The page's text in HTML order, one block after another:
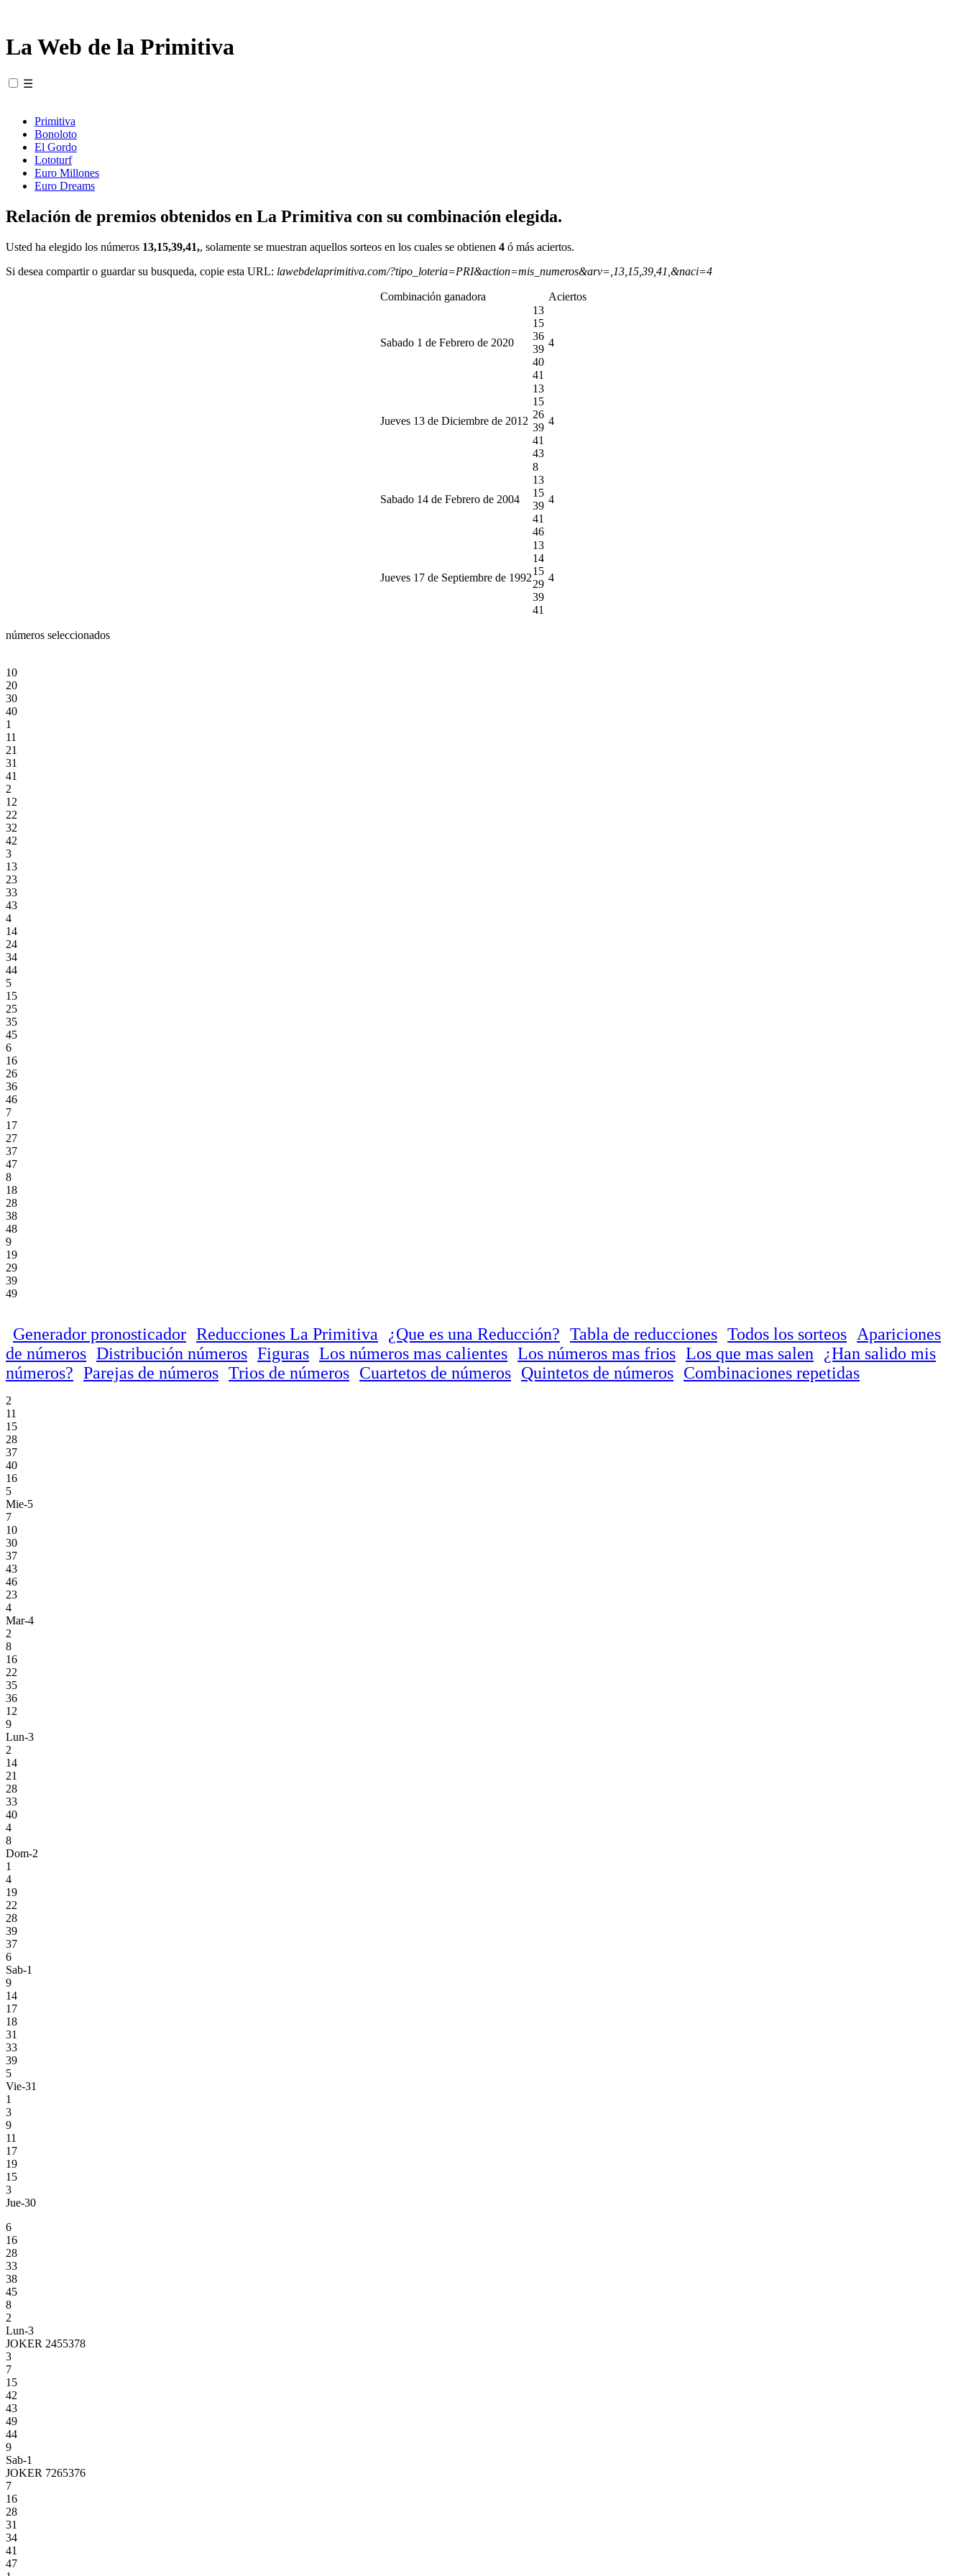
La Web de la Primitiva
☰
Primitiva
Bonoloto
El Gordo
Lototurf
Euro Millones
Euro Dreams
Relación de premios obtenidos en La Primitiva con su combinación elegida.
Usted ha elegido los números 13,15,39,41,, solamente se muestran aquellos sorteos en los cuales se obtienen 4 ó más aciertos.
Si desea compartir o guardar su busqueda, copie esta URL: lawebdelaprimitiva.com/?tipo_loteria=PRI&action=mis_numeros&arv=,13,15,39,41,&naci=4
Combinación ganadora Aciertos
Sabado 1 de Febrero de 2020
13
15
36
39
40
41
4
Jueves 13 de Diciembre de 2012
13
15
26
39
41
43
4
Sabado 14 de Febrero de 2004
8
13
15
39
41
46
4
Jueves 17 de Septiembre de 1992
13
14
15
29
39
41
4
números seleccionados
10
20
30
40
1
11
21
31
41
2
12
22
32
42
3
13
23
33
43
4
14
24
34
44
5
15
25
35
45
6
16
26
36
46
7
17
27
37
47
8
18
28
38
48
9
19
29
39
49
Generador pronosticador Reducciones La Primitiva ¿Que es una Reducción? Tabla de reducciones Todos los sorteos
Apariciones
de números Distribución números Figuras Los números mas calientes Los números mas frios Los que mas salen
¿Han salido mis
números? Parejas de números Trios de números Cuartetos de números Quintetos de números Combinaciones repetidas
2
11
15
28
37
40
16
5
Mie-5
7
10
30
37
43
46
23
4
Mar-4
2
8
16
22
35
36
12
9
Lun-3
2
14
21
28
33
40
4
8
Dom-2
1
4
19
22
28
39
37
6
Sab-1
9
14
17
18
31
33
39
5
Vie-31
1
3
9
11
17
19
15
3
Jue-30
6
16
28
33
38
45
8
2
Lun-3
JOKER 2455378
3
7
15
42
43
49
44
9
Sab-1
JOKER 7265376
7
16
28
31
34
41
47